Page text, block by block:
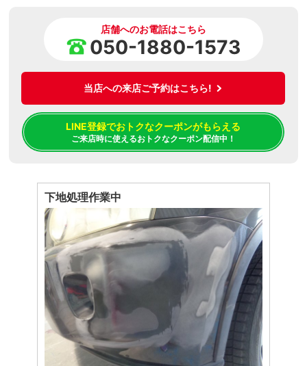
店舗へのお電話はこちら
050-1880-1573
当店への来店ご予約はこちら!
LINE登録でおトクなクーポンがもらえる
ご来店時に使えるおトクなクーポン配信中！
下地処理作業中